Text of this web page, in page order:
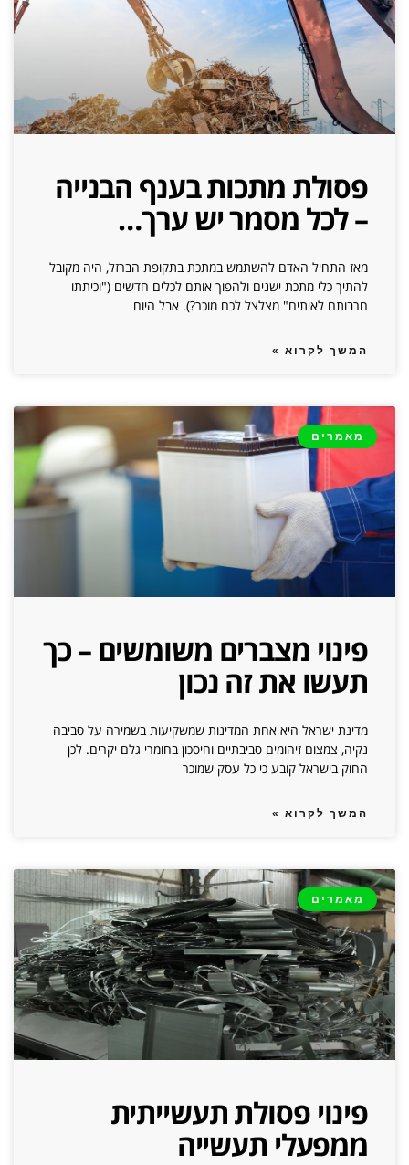
פסולת מתכות בענף הבנייה
– לכל מסמר יש ערך…
מאז התחיל האדם להשתמש במתכת בתקופת הברזל, היה מקובל
להתיך כלי מתכת ישנים ולהפוך אותם לכלים חדשים ("וכיתתו
חרבותם לאיתים" מצלצל לכם מוכר?). אבל היום
המשך לקרוא »
מאמרים
פינוי מצברים משומשים – כך
תעשו את זה נכון
מדינת ישראל היא אחת המדינות שמשקיעות בשמירה על סביבה
נקיה, צמצום זיהומים סביבתיים וחיסכון בחומרי גלם יקרים. לכן
החוק בישראל קובע כי כל עסק שמוכר
המשך לקרוא »
מאמרים
פינוי פסולת תעשייתית
ממפעלי תעשייה